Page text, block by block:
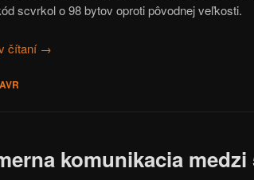
scvrkol o 98 bytov oproti pôvodnej veľkosti.
čítaní →
AVR
komunikacia medzi